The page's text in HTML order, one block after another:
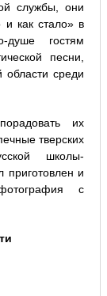
службы, они
и как стало» в
душе гостям
песни,
области среди
их
тверских
школы-
приготовлен и
с